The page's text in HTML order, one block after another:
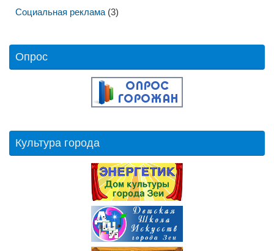
Социальная реклама (3)
Опрос
Культура города